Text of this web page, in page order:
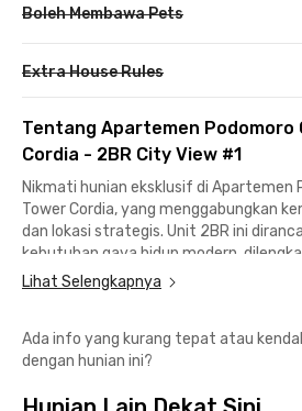
Boleh Membawa Pets
Extra House Rules
Tentang Apartemen Podomoro
Cordia - 2BR City View #1
Nikmati hunian eksklusif di Apartemen
Tower Cordia, yang menggabungkan
dan lokasi strategis. Unit 2BR ini
kebutuhan gaya hidup modern,
kamar, ruang tamu dengan sofa, serta
tersedia minibar, alat masak, dan alat
kenyamanan di setiap sudut.
eksklusif dengan koneksi WiFi, serta
Lihat Selengkapnya
Ada info yang kurang tepat atau
dengan hunian ini?